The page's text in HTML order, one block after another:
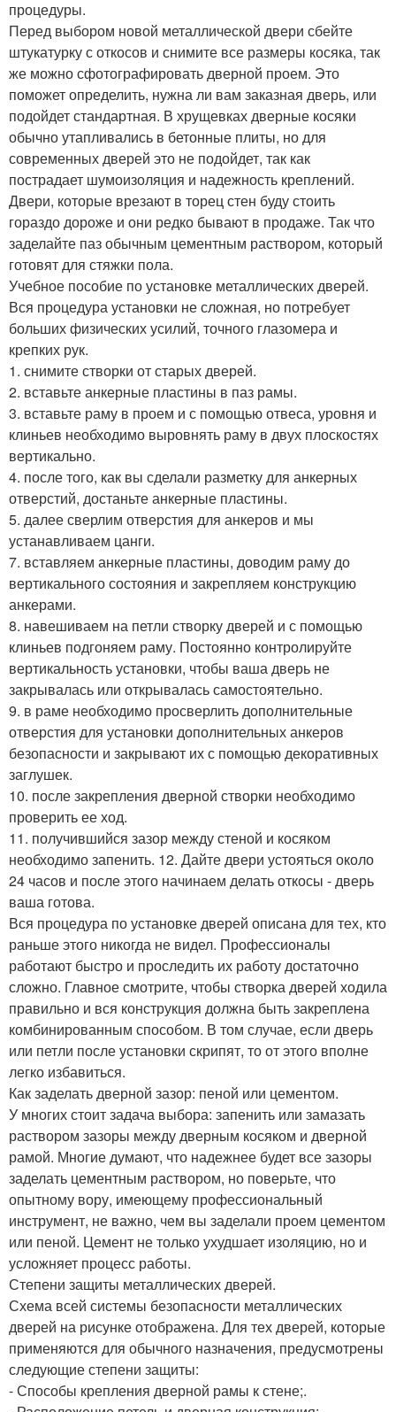
процедуры.
Перед выбором новой металлической двери сбейте
штукатурку с откосов и снимите все размеры косяка, так
же можно сфотографировать дверной проем. Это
поможет определить, нужна ли вам заказная дверь, или
подойдет стандартная. В хрущевках дверные косяки
обычно утапливались в бетонные плиты, но для
современных дверей это не подойдет, так как
пострадает шумоизоляция и надежность креплений.
Двери, которые врезают в торец стен буду стоить
гораздо дороже и они редко бывают в продаже. Так что
заделайте паз обычным цементным раствором, который
готовят для стяжки пола.
Учебное пособие по установке металлических дверей.
Вся процедура установки не сложная, но потребует
больших физических усилий, точного глазомера и
крепких рук.
1. снимите створки от старых дверей.
2. вставьте анкерные пластины в паз рамы.
3. вставьте раму в проем и с помощью отвеса, уровня и
клиньев необходимо выровнять раму в двух плоскостях
вертикально.
4. после того, как вы сделали разметку для анкерных
отверстий, достаньте анкерные пластины.
5. далее сверлим отверстия для анкеров и мы
устанавливаем цанги.
7. вставляем анкерные пластины, доводим раму до
вертикального состояния и закрепляем конструкцию
анкерами.
8. навешиваем на петли створку дверей и с помощью
клиньев подгоняем раму. Постоянно контролируйте
вертикальность установки, чтобы ваша дверь не
закрывалась или открывалась самостоятельно.
9. в раме необходимо просверлить дополнительные
отверстия для установки дополнительных анкеров
безопасности и закрывают их с помощью декоративных
заглушек.
10. после закрепления дверной створки необходимо
проверить ее ход.
11. получившийся зазор между стеной и косяком
необходимо запенить. 12. Дайте двери устояться около
24 часов и после этого начинаем делать откосы - дверь
ваша готова.
Вся процедура по установке дверей описана для тех, кто
раньше этого никогда не видел. Профессионалы
работают быстро и проследить их работу достаточно
сложно. Главное смотрите, чтобы створка дверей ходила
правильно и вся конструкция должна быть закреплена
комбинированным способом. В том случае, если дверь
или петли после установки скрипят, то от этого вполне
легко избавиться.
Как заделать дверной зазор: пеной или цементом.
У многих стоит задача выбора: запенить или замазать
раствором зазоры между дверным косяком и дверной
рамой. Многие думают, что надежнее будет все зазоры
заделать цементным раствором, но поверьте, что
опытному вору, имеющему профессиональный
инструмент, не важно, чем вы заделали проем цементом
или пеной. Цемент не только ухудшает изоляцию, но и
усложняет процесс работы.
Степени защиты металлических дверей.
Схема всей системы безопасности металлических
дверей на рисунке отображена. Для тех дверей, которые
применяются для обычного назначения, предусмотрены
следующие степени защиты:
- Способы крепления дверной рамы к стене;.